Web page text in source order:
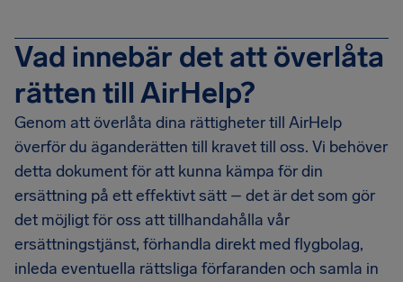
Vad innebär det att överlåta
rätten till AirHelp?
Genom att överlåta dina rättigheter till AirHelp
överför du äganderätten till kravet till oss. Vi behöver
detta dokument för att kunna kämpa för din
ersättning på ett effektivt sätt – det är det som gör
det möjligt för oss att tillhandahålla vår
ersättningstjänst, förhandla direkt med flygbolag,
inleda eventuella rättsliga förfaranden och samla in